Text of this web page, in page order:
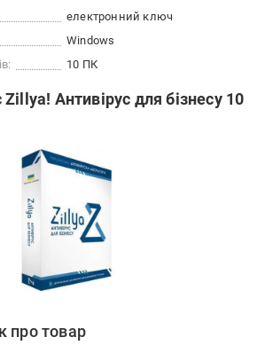
електронний ключ
Windows
10 ПК
Антивірус для бізнесу 10
про товар